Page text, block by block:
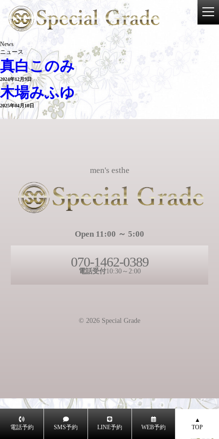
News
ニュース
真白このみ
2024年12月9日
木場みふゆ
2025年04月10日
men's esthe
Open 11:00 ～ 5:00
070-1462-0389
電話受付10:30～2:00
© 2026 Special Grade
電話予約 SMS予約 LINE予約 WEB予約 TOP